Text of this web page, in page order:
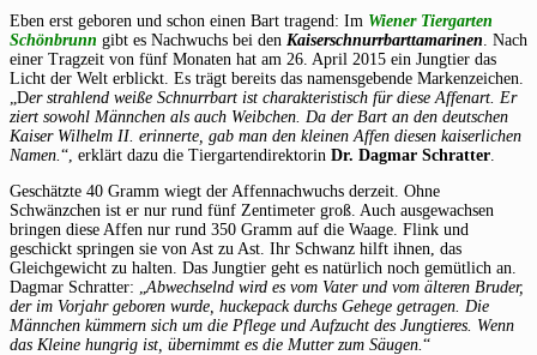
Eben erst geboren und schon einen Bart tragend: Im Wiener Tiergarten
Schönbrunn gibt es Nachwuchs bei den Kaiserschnurrbarttamarinen . Nach
einer Tragzeit von fünf Monaten hat am 26. April 2015 ein Jungtier das
Licht der Welt erblickt. Es trägt bereits das namensgebende Markenzeichen.
„Der strahlend weiße Schnurrbart ist charakteristisch für diese Affenart. Er
ziert sowohl Männchen als auch Weibchen. Da der Bart an den deutschen
Kaiser Wilhelm II. erinnerte, gab man den kleinen Affen diesen kaiserlichen
Namen. “, erklärt dazu die Tiergartendirektorin Dr. Dagmar Schratter
Geschätzte 40 Gramm wiegt der Affennachwuchs derzeit. Ohne
Schwänzchen ist er nur rund fünf Zentimeter groß. Auch ausgewachsen
bringen diese Affen nur rund 350 Gramm auf die Waage. Flink und
geschickt springen sie von Ast zu Ast. Ihr Schwanz hilft ihnen, das
Gleichgewicht zu halten. Das Jungtier geht es natürlich noch gemütlich an.
Dagmar Schratter: „ Abwechselnd wird es vom Vater und vom älteren Bruder,
der im Vorjahr geboren wurde, huckepack durchs Gehege getragen. Die
Männchen kümmern sich um die Pflege und Aufzucht des Jungtieres. Wenn
das Kleine hungrig ist, übernimmt es die Mutter zum Säugen. “